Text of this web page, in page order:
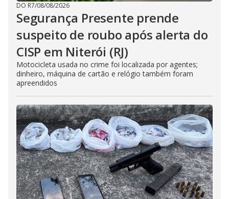
DO R7/08/08/2026
Segurança Presente prende
suspeito de roubo após alerta do
CISP em Niterói (RJ)
Motocicleta usada no crime foi localizada por agentes;
dinheiro, máquina de cartão e relógio também foram
apreendidos